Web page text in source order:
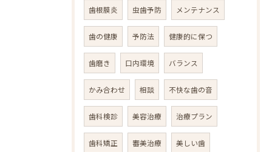
歯根膜炎 虫歯予防 メンテナンス
歯の健康 予防法 健康的に保つ
歯磨き 口内環境 バランス
かみ合わせ 相談 不快な歯の音
歯科検診 美容治療 治療プラン
歯科矯正 審美治療 美しい歯